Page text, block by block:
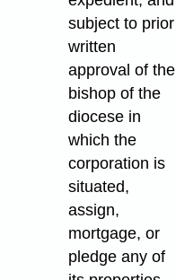
subject to prior
written
approval of the
bishop of the
diocese in
which the
corporation is
situated,
assign,
mortgage, or
pledge any of